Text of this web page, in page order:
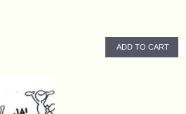
ADD TO CART